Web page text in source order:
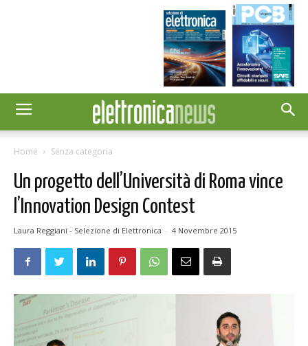
Home Senza categoria
Un progetto dell’Università di Roma vince
l’Innovation Design Contest
Laura Reggiani - Selezione di Elettronica - 4 Novembre 2015